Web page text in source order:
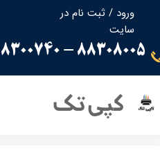
ورود / ثبت نام در
سایت
حساب کاربری من
تغییر گذر واژه
سفارشات
88308005 - 88300710-88300740
کپی تک